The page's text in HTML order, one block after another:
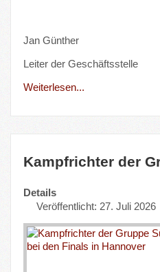
Jan Günther
Leiter der Geschäftsstelle
Weiterlesen...
Kampfrichter der
Details
Veröffentlicht: 27. Juli 2026